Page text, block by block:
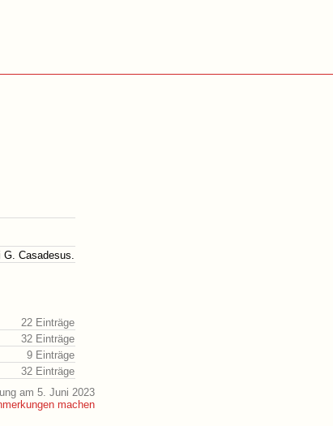
G. Casadesus.
22 Einträge
32 Einträge
9 Einträge
32 Einträge
am 5. Juni 2023